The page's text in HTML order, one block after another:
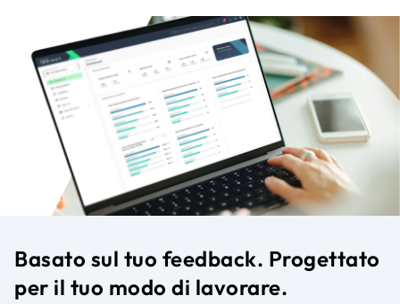
Basato sul tuo feedback. Progettato
per il tuo modo di lavorare.